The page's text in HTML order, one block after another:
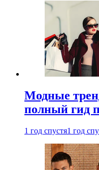
Модные
полный гид
1 год спустя1 год